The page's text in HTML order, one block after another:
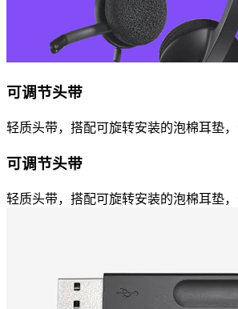
可调节头带
轻质头带，搭配可旋转安装的泡棉耳垫，
可调节头带
轻质头带，搭配可旋转安装的泡棉耳垫，